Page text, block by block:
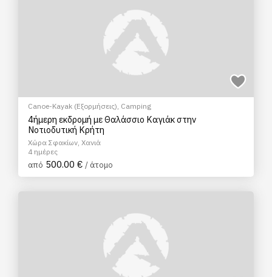
Canoe-Kayak (Εξορμήσεις), Camping
4ήμερη εκδρομή με Θαλάσσιο Καγιάκ στην
Νοτιοδυτική Κρήτη
Χώρα Σφακίων, Χανιά
4 ημέρες
από 500.00 € / άτομο